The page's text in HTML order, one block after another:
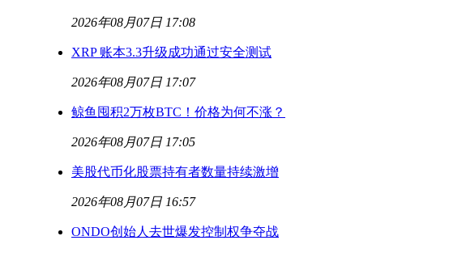
2026年08月07日 17:08
XRP 账本3.3升级成功通过安全测试
2026年08月07日 17:07
鲸鱼囤积2万枚BTC！价格为何不涨？
2026年08月07日 17:05
美股代币化股票持有者数量持续激增
2026年08月07日 16:57
ONDO创始人去世爆发控制权争夺战